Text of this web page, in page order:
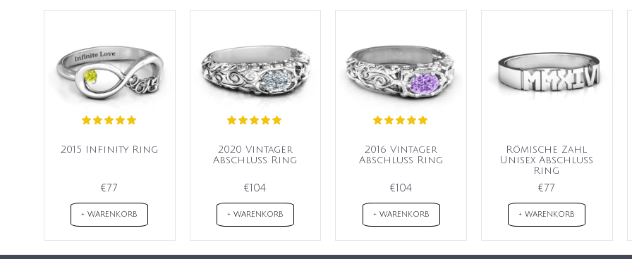
2015 Infinity Ring
€77
+ WARENKORB
2020 Vintager
Abschluss Ring
€104
+ WARENKORB
2016 Vintager
Abschluss Ring
€104
+ WARENKORB
Römische Zahl
Unisex Abschluss
Ring
€77
+ WARENKORB